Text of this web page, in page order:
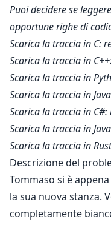
Puoi decidere se
opportune righe di
Scarica la traccia in C:
Scarica la traccia in
Scarica la traccia in
Scarica la traccia in
Scarica la traccia in C#:
Scarica la traccia in
Scarica la traccia in
Descrizione del
Tommaso si è
la sua nuova stanza.
completamente